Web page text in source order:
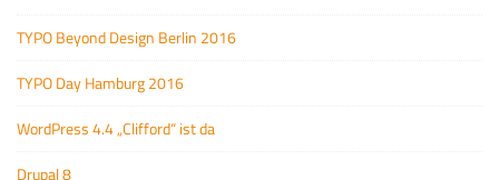
TYPO Beyond Design Berlin 2016
TYPO Day Hamburg 2016
WordPress 4.4 „Clifford“ ist da
Drupal 8